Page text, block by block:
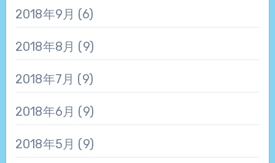
2018年9月 (6)
2018年8月 (9)
2018年7月 (9)
2018年6月 (9)
2018年5月 (9)